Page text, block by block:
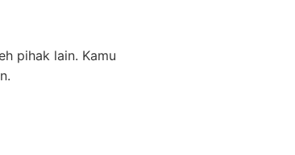
pihak lain. Kamu